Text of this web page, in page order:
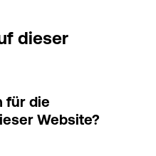
dieser
für die
Website?